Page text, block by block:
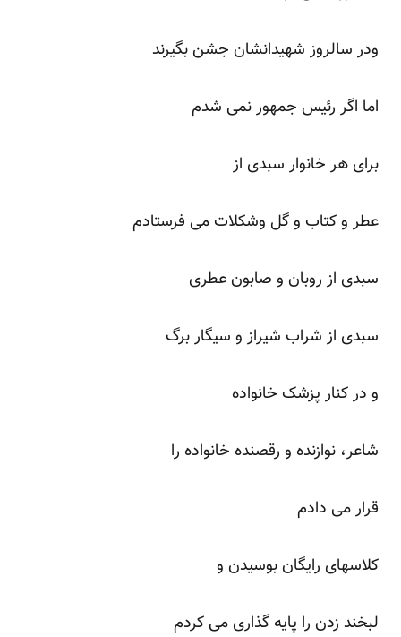
ودر سالروز شهیدانشان جشن بگیرند
اما اگر رئیس جمهور نمی شدم
برای هر خانوار سبدی از
عطر و کتاب و گل وشکلات می فرستادم
سبدی از روبان و صابون عطری
سبدی از شراب شیراز و سیگار برگ
و در کنار پزشک خانواده
شاعر، نوازنده و رقصنده خانواده را
قرار می دادم
کلاسهای رایگان بوسیدن و
لبخند زدن را پایه گذاری می کردم